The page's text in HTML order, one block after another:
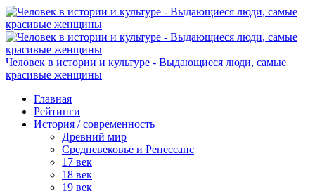
Человек в истории и культуре - Выдающиеся люди, самые
красивые женщины
Главная
Рейтинги
История / современность
Древний мир
Средневековье и Ренессанс
17 век
18 век
19 век